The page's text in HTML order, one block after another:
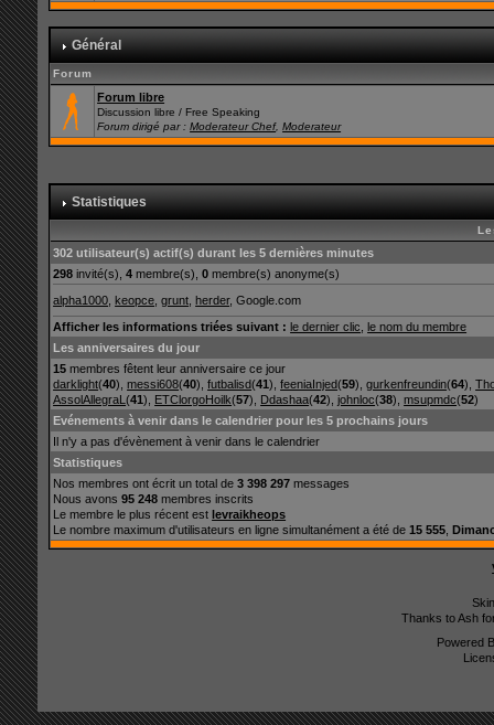
Général
Forum
Forum libre
Discussion libre / Free Speaking
Forum dirigé par :Moderateur Chef,Moderateur
Statistiques
302 utilisateur(s) actif(s) durant les 5 dernières minutes
298 invité(s),4 membre(s),0 membre(s) anonyme(s)
alpha1000 ,keopce ,grunt ,herder, Google.com
Afficher les informations triées suivant : le dernier clic ,le nom du membre
Les anniversaires du jour
15 membres fêtent leur anniversaire ce jour
darklight(40),messi608(40),futbalisd(41),feeniaInjed(59),gurkenfreundin(64),
AssolAllegraL(41), ETClorgoHoilk(57), Ddashaa(42),johnloc(38),msupmdc(52)
Evénements à venir dans le calendrier pour les 5 prochains jours
Il n'y a pas d'évènement à venir dans le calendrier
Statistiques
Nos membres ont écrit un total de3 398 297 messages
Nous avons95 248 membres inscrits
Le membre le plus récent estlevraikheops
Le nombre maximum d'utilisateurs en ligne simultanément a été de15 555 ,
Thanks to Ash
Powered